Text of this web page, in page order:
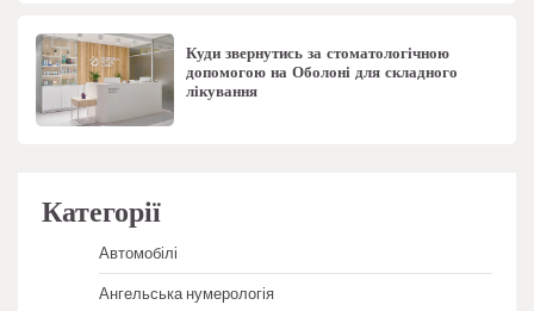
Куди звернутись за стоматологічною
допомогою на Оболоні для складного
лікування
Категорії
Автомобілі
Ангельська нумерологія